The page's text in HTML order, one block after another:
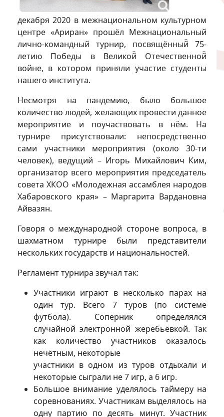
декабря 2020 в межнациональном культурном
центре «Ариран» прошёл Межнациональный
лично-командный турнир, посвящённый̆ 75-
летию Победы в Великой̆ Отечественной̆
войне, в котором приняли участие студенты
нашего института.
Несмотря на пандемию, было большое
количество людей, желающих провести данное
мероприятие и поучаствовать в нём. На
турнире присутствовали: непосредственно
сами участники мероприятия (около 30-ти
человек), ведущий – Игорь Михайлович Ким,
организатор всего мероприятия председатель
совета ХКОО «Молодежная ассамблея народов
Хабаровского края» – Маргарита Вардановна
Айвазян.
Говоря о международной стороне вопроса, в
шахматном турнире были представители
нескольких государств и национальностей.
Регламент турнира звучал так:
Участники играют в несколько парах на
один тур. Всего 7 туров (по системе
футбола). Соперник определялся
случайной электронной жеребьёвкой. Так
как количество участников оказалось
нечётным, некоторые
участники в одном из туров отдыхали и
некоторые сыграли не 7 игр, а 6 игр.
Большое внимание уделялось таймеру на
соревнованиях. Участникам выделялось на
одну партию по десять минут. Участник